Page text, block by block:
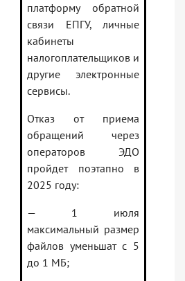
платформу обратной
связи ЕПГУ, личные
кабинеты
налогоплательщиков и
другие электронные
сервисы.
Отказ от приема
обращений через
операторов ЭДО
пройдет поэтапно в
2025 году:
— 1 июля
максимальный размер
файлов уменьшат с 5
до 1 МБ;